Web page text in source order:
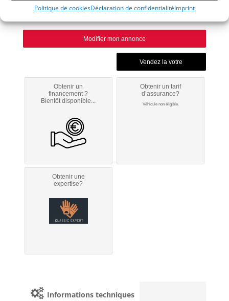
Politique de cookiesDéclaration de confidentialitéImprint
MONACO +33 614 626 297
Modifier mon annonce
Obtenir un
financement ?
Bientôt disponible...
Obtenir un tarif
d’assurance?
Véhicule non éligible.
Obtenir une
expertise?
Informations techniques